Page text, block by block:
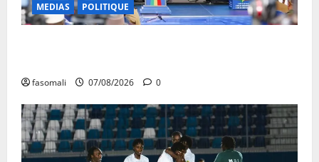
MEDIAS POLITIQUE
fasomali 07/08/2026 0